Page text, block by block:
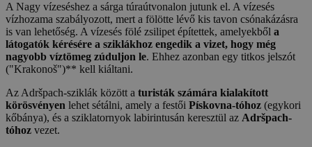
A Nagy vízeséshez a sárga túraútvonalon jutunk el. A vízesés
vízhozama szabályozott, mert a fölötte lévő kis tavon csónakázásra
is van lehetőség. A vízesés fölé zsilipet építettek, amelyekből a
látogatók kérésére a sziklákhoz engedik a vizet, hogy még
nagyobb víztömeg zúduljon le. Ehhez azonban egy titkos jelszót
("Krakonoš")** kell kiáltani.
Az Adršpach-sziklák között a turisták számára kialakított
körösvényen lehet sétálni, amely a festői Pískovna-tóhoz (egykori
kőbánya), és a sziklatornyok labirintusán keresztül az Adršpach-
tóhoz vezet.